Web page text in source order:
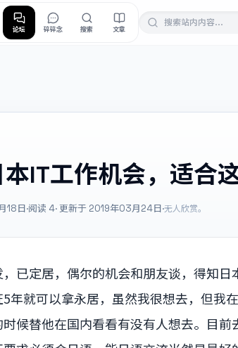
论坛 碎碎念 搜索 文章
IT工作机会，适合
18日·阅读 4· 更新于 2019年03月24日·无人欣赏。
已定居，偶尔的机会和朋友谈，得知
年就可以拿永居，虽然我很想去，但我
候替他在国内看看有没有人想去。目